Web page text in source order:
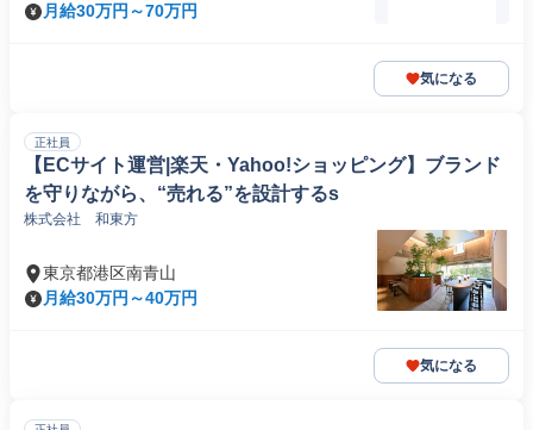
月給30万円～70万円
気になる
正社員
【ECサイト運営|楽天・Yahoo!ショッピング】ブランド
を守りながら、“売れる”を設計するs
株式会社 和東方
東京都港区南青山
月給30万円～40万円
気になる